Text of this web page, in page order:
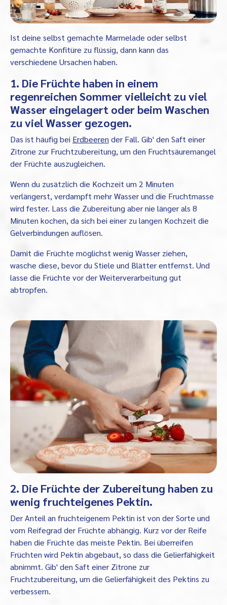
Ist deine selbst gemachte Marmelade oder selbst
gemachte Konfitüre zu flüssig, dann kann das
verschiedene Ursachen haben.
1. Die Früchte haben in einem
regenreichen Sommer vielleicht zu viel
Wasser eingelagert oder beim Waschen
zu viel Wasser gezogen.
Das ist häufig bei Erdbeeren der Fall. Gib' den Saft einer
Zitrone zur Fruchtzubereitung, um den Fruchtsäuremangel
der Früchte auszugleichen.
Wenn du zusätzlich die Kochzeit um 2 Minuten
verlängerst, verdampft mehr Wasser und die Fruchtmasse
wird fester. Lass die Zubereitung aber nie länger als 8
Minuten kochen, da sich bei einer zu langen Kochzeit die
Gelverbindungen auflösen.
Damit die Früchte möglichst wenig Wasser ziehen,
wasche diese, bevor du Stiele und Blätter entfernst. Und
lasse die Früchte vor der Weiterverarbeitung gut
abtropfen.
2. Die Früchte der Zubereitung haben zu
wenig fruchteigenes Pektin.
Der Anteil an fruchteigenem Pektin ist von der Sorte und
vom Reifegrad der Früchte abhängig. Kurz vor der Reife
haben die Früchte das meiste Pektin. Bei überreifen
Früchten wird Pektin abgebaut, so dass die Gelierfähigkeit
abnimmt. Gib' den Saft einer Zitrone zur
Fruchtzubereitung, um die Gelierfähigkeit des Pektins zu
verbessern.